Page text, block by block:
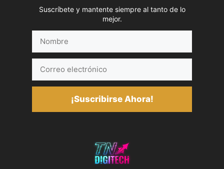
Suscríbete y mantente siempre al tanto de lo
mejor.
electrónico
¡Suscribirse Ahora!